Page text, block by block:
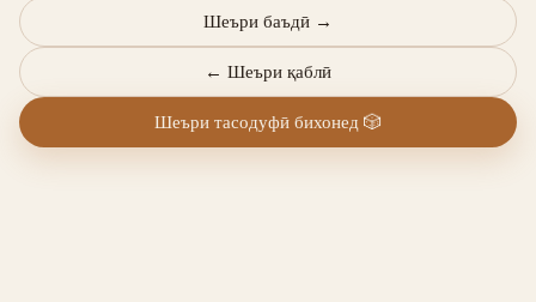
← Шеъри қаблӣ
Шеъри баъдӣ →
Шеъри тасодуфӣ бихонед 🎲